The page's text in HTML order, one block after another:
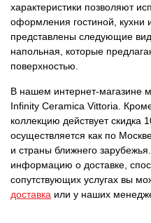
характеристики позволяют
оформления гостиной, кухни
представлены следующие
напольная, которые
поверхностью.
В нашем интернет-магазине
Infinity Ceramica Vittoria.
коллекцию действует скидка
осуществляется как по
и страны ближнего
информацию о доставке,
сопутствующих услугах вы
доставка или у наших